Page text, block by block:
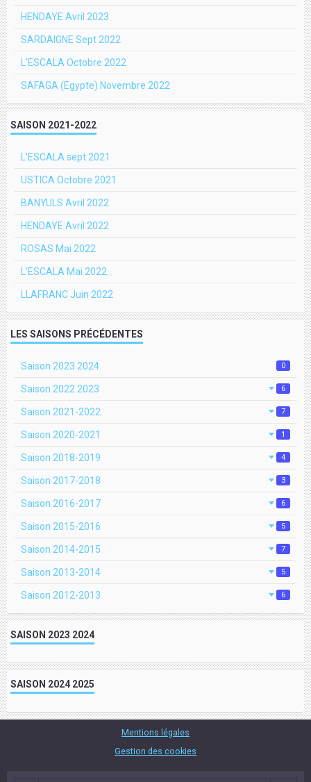
HENDAYE Avril 2023
SARDAIGNE Sept 2022
L'ESCALA Octobre 2022
SAFAGA (Egypte) Novembre 2022
SAISON 2021-2022
L'ESCALA sept 2021
USTICA Octobre 2021
BANYULS Avril 2022
HENDAYE Avril 2022
ROSAS Mai 2022
L'ESCALA Mai 2022
LLAFRANC Juin 2022
LES SAISONS PRÉCÉDENTES
Saison 2023 2024 0
Saison 2022 2023 6
Saison 2021-2022 7
Saison 2020-2021 1
Saison 2018-2019 4
Saison 2017-2018 3
Saison 2016-2017 6
Saison 2015-2016 5
Saison 2014-2015 7
Saison 2013-2014 5
Saison 2012-2013 6
SAISON 2023 2024
SAISON 2024 2025
Mentions légales
Gestion des cookies